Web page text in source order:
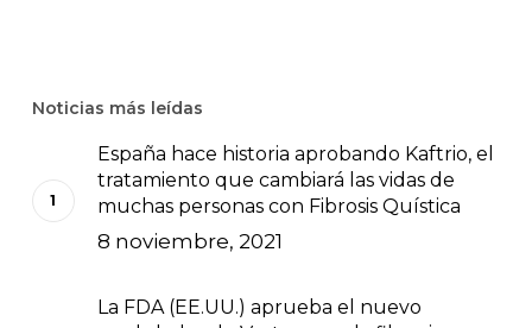
Noticias más leídas
España hace historia aprobando Kaftrio, el
tratamiento que cambiará las vidas de
muchas personas con Fibrosis Quística
8 noviembre, 2021
La FDA (EE.UU.) aprueba el nuevo